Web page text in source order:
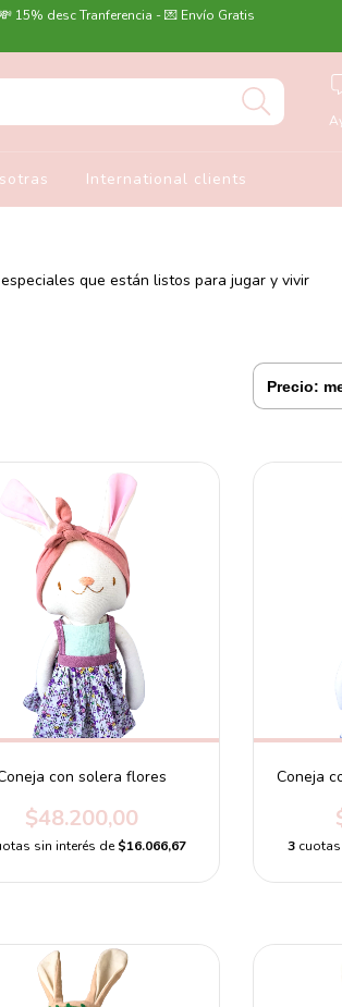
15% desc Tranferencia - 💌 Envío Gratis
International clients
que están listos para jugar y vivir
con solera flores
$48.200,00
sin interés de$16.066,67
Coneja
3